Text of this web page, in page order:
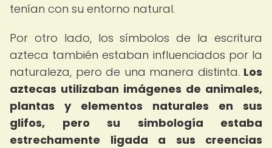
tenían con su entorno natural.
Por otro lado, los símbolos de la escritura
azteca también estaban influenciados por la
naturaleza, pero de una manera distinta. Los
aztecas utilizaban imágenes de animales,
plantas y elementos naturales en sus
glifos, pero su simbología estaba
estrechamente ligada a sus creencias